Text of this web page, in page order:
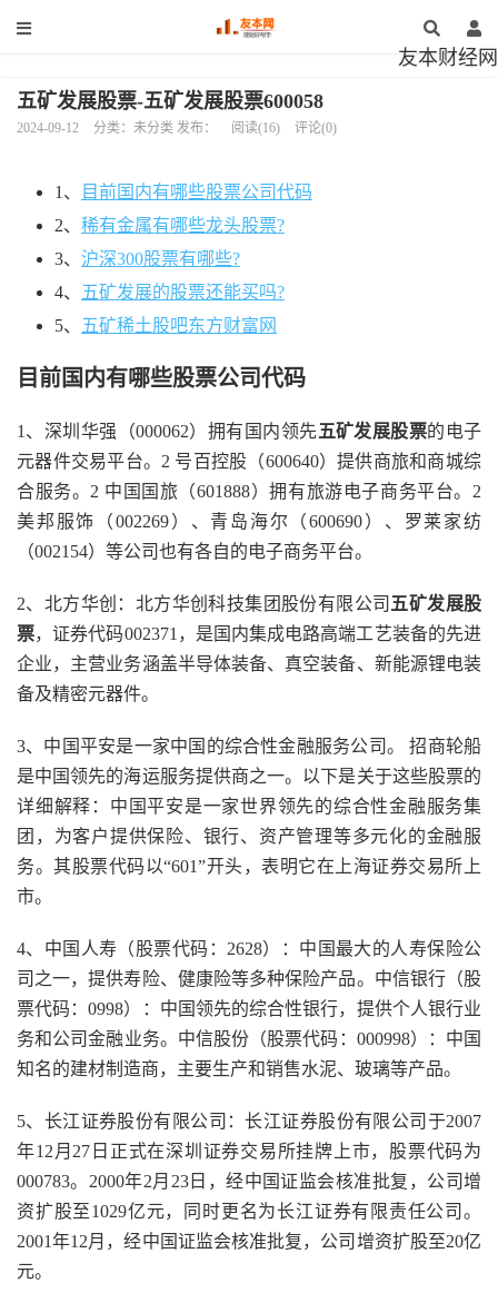
友本财经网
五矿发展股票-五矿发展股票600058
2024-09-12 分类：未分类 发布： 阅读(16) 评论(0)
1、
目前国内有哪些股票公司代码
2、 稀有金属有哪些龙头股票?
3、 沪深300股票有哪些?
4、
五矿发展的股票还能买吗?
5、
五矿稀土股吧东方财富网
目前国内有哪些股票公司代码
1、深圳华强（000062）拥有国内领先五矿发展股票的电子
元器件交易平台。2 号百控股（600640）提供商旅和商城综
合服务。2 中国国旅（601888）拥有旅游电子商务平台。2
美邦服饰（002269）、青岛海尔（600690）、罗莱家纺
（002154）等公司也有各自的电子商务平台。
2、北方华创：北方华创科技集团股份有限公司 五矿发展股
票，证券代码002371，是国内集成电路高端工艺装备的先进
企业，主营业务涵盖半导体装备、真空装备、新能源锂电装
备及精密元器件。
3、中国平安是一家中国的综合性金融服务公司。 招商轮船
是中国领先的海运服务提供商之一。以下是关于这些股票的
详细解释：中国平安是一家世界领先的综合性金融服务集
团，为客户提供保险、银行、资产管理等多元化的金融服
务。其股票代码以“601”开头，表明它在上海证券交易所上
市。
4、中国人寿（股票代码：2628）：中国最大的人寿保险公
司之一，提供寿险、健康险等多种保险产品。中信银行（股
票代码：0998）：中国领先的综合性银行，提供个人银行业
务和公司金融业务。中信股份（股票代码：000998）：中国
知名的建材制造商，主要生产和销售水泥、玻璃等产品。
5、长江证券股份有限公司：长江证券股份有限公司于2007
年12月27日正式在深圳证券交易所挂牌上市，股票代码为
000783。2000年2月23日，经中国证监会核准批复，公司增
资扩股至1029亿元，同时更名为长江证券有限责任公司。
2001年12月，经中国证监会核准批复，公司增资扩股至20亿
元。